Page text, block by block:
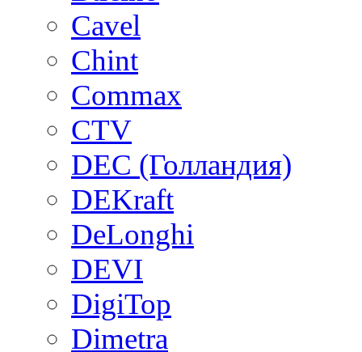
Cavel
Chint
Commax
CTV
DEC (Голландия)
DEKraft
DeLonghi
DEVI
DigiTop
Dimetra